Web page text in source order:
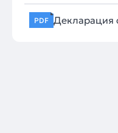
PDF Декларация